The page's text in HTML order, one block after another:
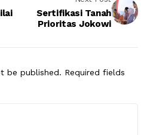
Sertifikasi Tanah
Prioritas Jokowi
be published. Required fields